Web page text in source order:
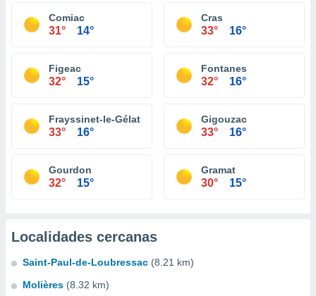
Comiac
31° 14°
Cras
33° 16°
Figeac
32° 15°
Fontanes
32° 16°
Frayssinet-le-Gélat
33° 16°
Gigouzac
33° 16°
Gourdon
32° 15°
Gramat
30° 15°
Localidades cercanas
Saint-Paul-de-Loubressac (8.21 km)
Molières (8.32 km)